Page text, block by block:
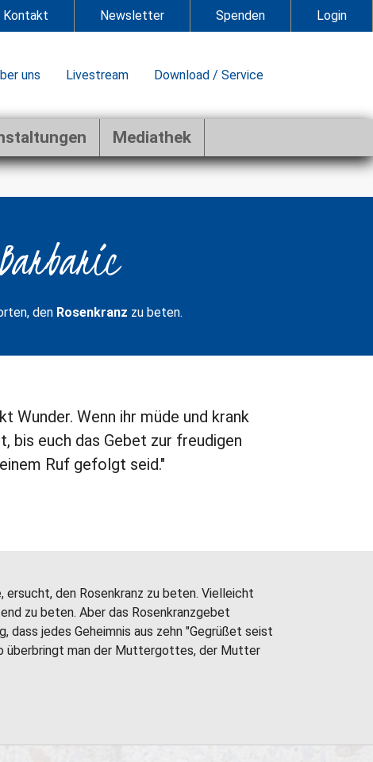
Kontakt Newsletter Spenden Login
uns Livestream Download / Service
Mediathek
den Rosenkranz zu beten.
Wunder. Wenn ihr müde und krank
bis euch das Gebet zur freudigen
Ruf gefolgt seid."
ersucht, den Rosenkranz zu beten. Vielleicht
zu beten. Aber das Rosenkranzgebet
dass jedes Geheimnis aus zehn "Gegrüßet seist
überbringt man der Muttergottes, der Mutter